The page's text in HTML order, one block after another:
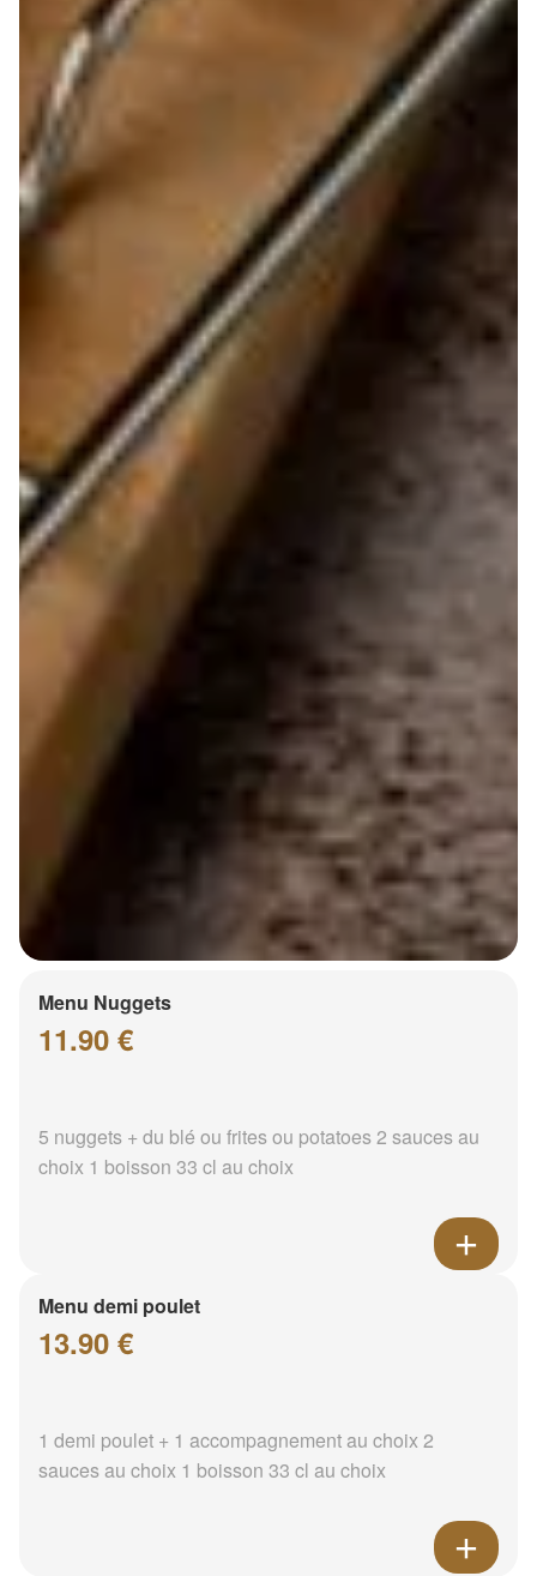
Menu Nuggets
11.90 €
5 nuggets + du blé ou frites ou potatoes 2 sauces au
choix 1 boisson 33 cl au choix
Menu demi poulet
13.90 €
1 demi poulet + 1 accompagnement au choix 2
sauces au choix 1 boisson 33 cl au choix